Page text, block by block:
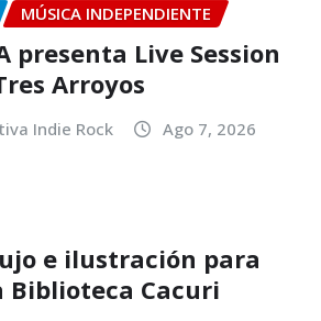
MÚSICA INDEPENDIENTE
presenta Live Session
Arroyos
Indie Rock Ago 7, 2026
e ilustración para
Biblioteca Cacuri